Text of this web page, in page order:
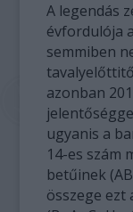
A legendás
évfordulója
semmiben
azonban
ugyanis a
14-es szám
betűinek
összege ezt